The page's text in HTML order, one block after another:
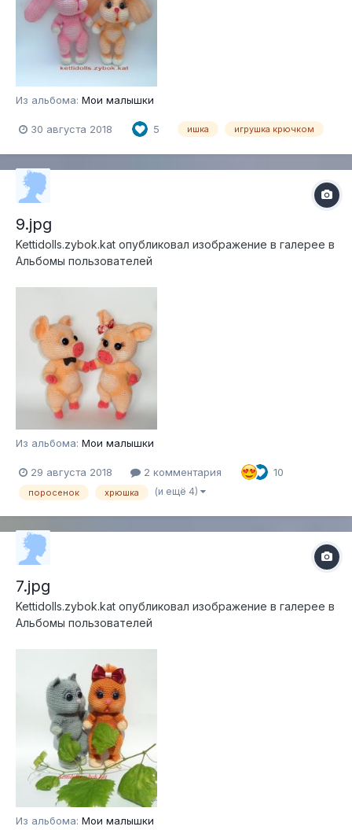
Из альбома: Мои малышки
30 августа 2018 5 ишка игрушка крючком
9.jpg
Kettidolls.zybok.kat опубликовал изображение в галерее в
Альбомы пользователей
Из альбома: Мои малышки
29 августа 2018 2 комментария 10
поросенок хрюшка (и ещё 4)
7.jpg
Kettidolls.zybok.kat опубликовал изображение в галерее в
Альбомы пользователей
Из альбома: Мои малышки